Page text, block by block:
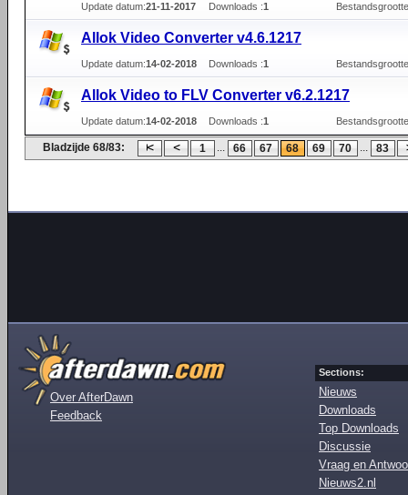
Update datum:21-11-2017 Downloads :1
Allok Video Converter v4.6.1217
Update datum:14-02-2018 Downloads :1
Allok Video to FLV Converter v6.2.1217
Update datum:14-02-2018 Downloads :1
Bladzijde 68/83: 1 ... 66 67 68 69 70 ... 83
Over AfterDawn
Feedback
Sections:
Nieuws
Downloads
Top Downloads
Discussie
Vraag en
Nieuws2.nl